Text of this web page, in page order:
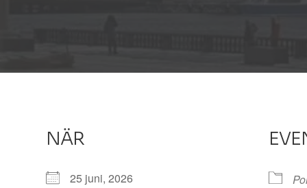
NÄR
25 juni, 2026